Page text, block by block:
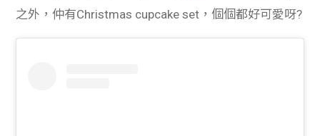
之外，仲有Christmas cupcake set，個個都好可愛呀?